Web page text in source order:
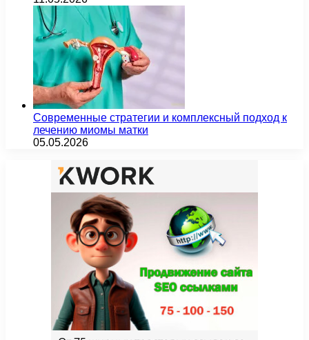
Современные стратегии и комплексный подход к
лечению миомы матки
05.05.2026